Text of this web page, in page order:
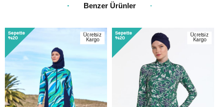
Benzer Ürünler
Sepette
%20
Ücretsiz
Kargo
Sepette
%20
Ücretsiz
Kargo